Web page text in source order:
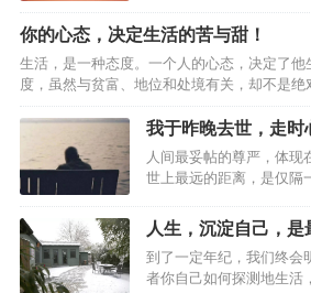
如何影响命运的。（从左
百娟现在让我们从最开始
沟小学。马百…
我一直认为这种畅销书可
买的，偶尔翻个几十页，
居然让我有了意外的收获
话，“懂了很多的道理，依
题太简单了，知道不等于
里早就讲了，“上士闻道
存若亡，下士闻道，大笑
下等人的智慧。《人性的
你的心态，决定生活的苦与甜！
生活，是一种态度。一个人的心态，决定了
度，虽然与贫富、地位和处境有关，却不是
许会整日愁容满面，而一个穷人，则可能会快
或许会怨天尤人，而一个残疾人，也许能坦然
人，或许会愁眉不展，而一个身处逆境的人，
然不能掌握生命的长度，但可以改变生命的宽
己的命运，但可以改变面对命运的心态。人的
变。换个立场看人生，可以宽容大度的处世；
愁容改…
我于昨晚去世，走时
人间最妥帖的尊严，体现
世上最远的距离，是仅隔
照顾；他们和你在一座城
离；他们在马路这边的小
楼……如是，人到中年的
错了。8月18日，芜湖鹰
人生，沉淀自己，是
到了一定年纪，我们终会
者你自己如何探测地生活